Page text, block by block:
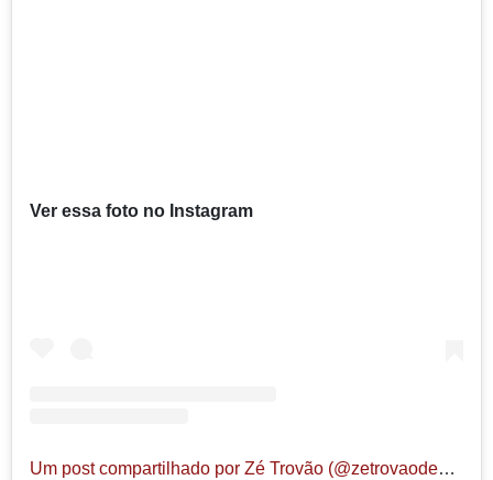
Ver essa foto no Instagram
Um post compartilhado por Zé Trovão (@zetrovaodeputado)